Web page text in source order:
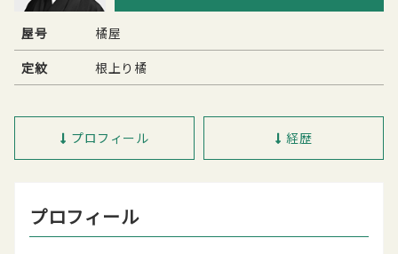
屋号
橘屋
定紋
根上り橘
プロフィール 経歴
プロフィール